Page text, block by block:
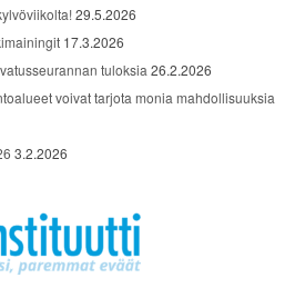
29.5.2026
17.3.2026
tuloksia 26.2.2026
voivat tarjota monia mahdollisuuksia
3.2.2026